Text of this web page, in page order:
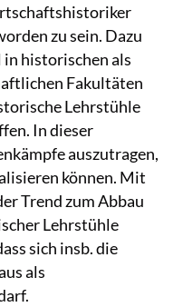
zu sein. Dazu
in historischen als
Fakultäten
Lehrstühle
In dieser
auszutragen,
können. Mit
Trend zum Abbau
Lehrstühle
sich insb. die
als